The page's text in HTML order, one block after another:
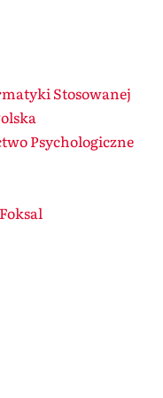
Stosowanej
Psychologiczne